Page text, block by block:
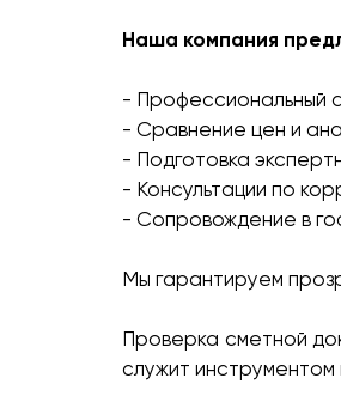
Наша компания
- Профессиональный
- Сравнение цен и
- Подготовка
- Консультации по
- Сопровождение в
Мы гарантируем
Проверка сметной
служит